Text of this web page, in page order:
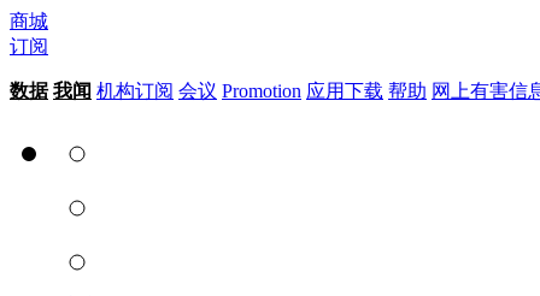
商城
订阅
数据 我闻 机构订阅 会议 Promotion 应用下载 帮助 网上有害信